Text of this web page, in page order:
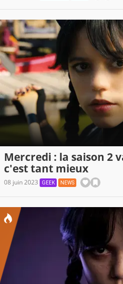
Mercredi : la saison 2
c'est tant mieux
08 juin 2023 GEEK NEWS